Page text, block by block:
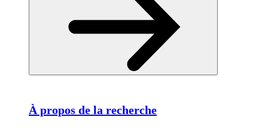
À propos de la recherche